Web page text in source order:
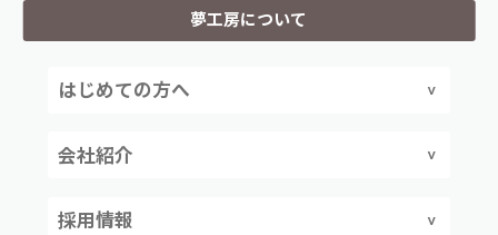
夢工房について
はじめての方へ
会社紹介
採用情報